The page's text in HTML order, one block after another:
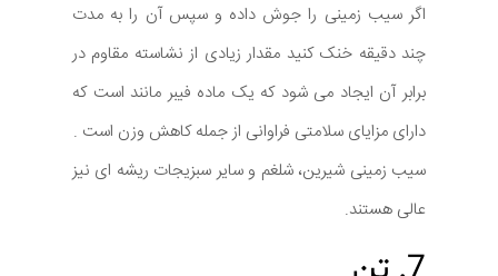
اگر سیب زمینی را جوش داده و سپس آن را به مدت
چند دقیقه خنک کنید مقدار زیادی از نشاسته مقاوم در
برابر آن ایجاد می شود که یک ماده فیبر مانند است که
دارای مزایای سلامتی فراوانی از جمله کاهش وزن است .
سیب زمینی شیرین، شلغم و سایر سبزیجات ریشه ای نیز
عالی هستند.